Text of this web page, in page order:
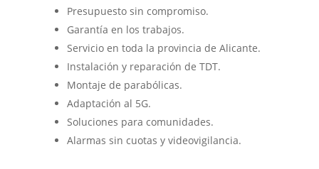
Presupuesto sin compromiso.
Garantía en los trabajos.
Servicio en toda la provincia de Alicante.
Instalación y reparación de TDT.
Montaje de parabólicas.
Adaptación al 5G.
Soluciones para comunidades.
Alarmas sin cuotas y videovigilancia.